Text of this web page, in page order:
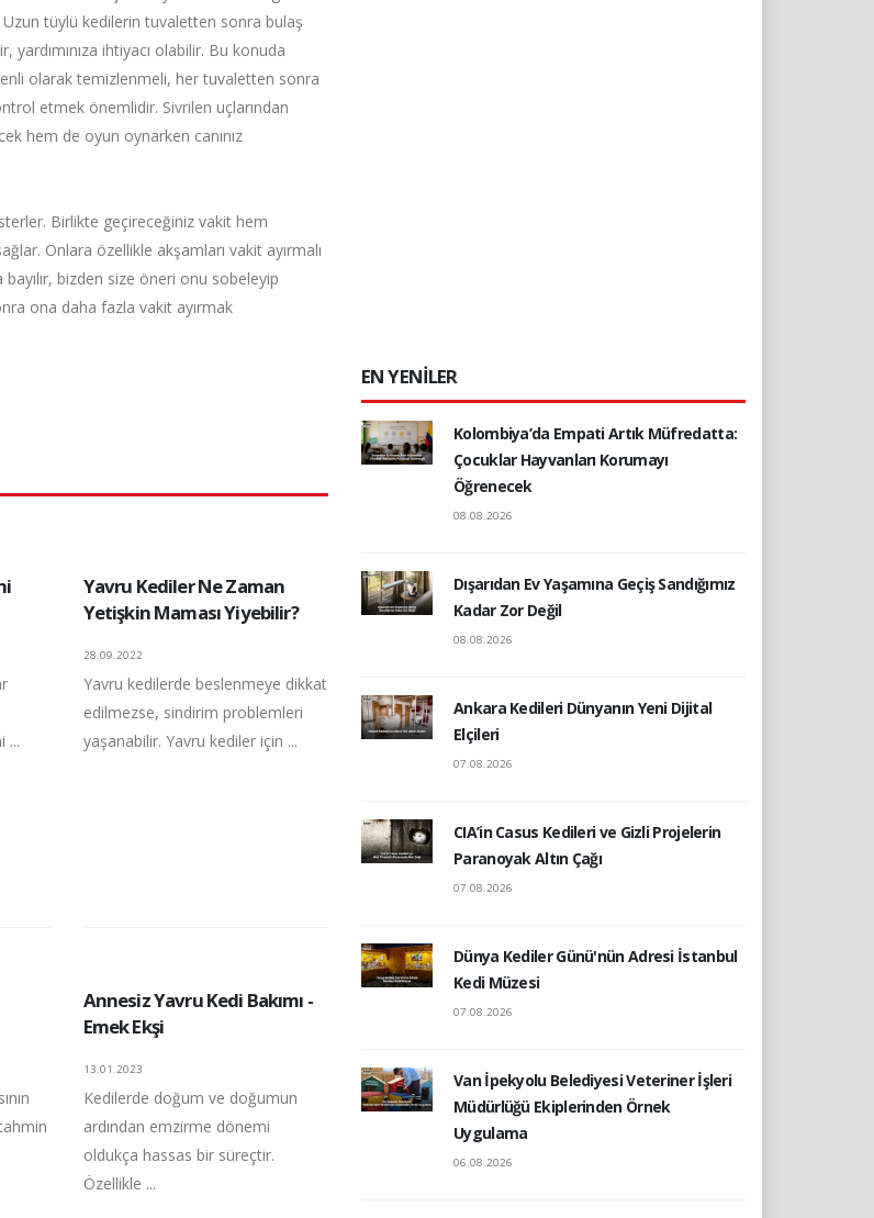
tüylü kedilerin tuvaletten sonra bulaş
ihtiyacı olabilir. Bu konuda
olarak temizlenmeli, her tuvaletten sonra
etmek önemlidir. Sivrilen uçlarından
hem de oyun oynarken canınız
Birlikte geçireceğiniz vakit hem
Onlara özellikle akşamları vakit ayırmalı
bizden size öneri onu sobeleyip
ona daha fazla vakit ayırmak
...
Yavru Kediler Ne Zaman
Yetişkin Maması Yiyebilir?
28.09.2022
Yavru kedilerde beslenmeye dikkat
edilmezse, sindirim problemleri
yaşanabilir. Yavru kediler için ...
Annesiz Yavru Kedi Bakımı -
Emek Ekşi
13.01.2023
Kedilerde doğum ve doğumun
ardından emzirme dönemi
oldukça hassas bir süreçtir.
Özellikle ...
EN YENİLER
Kolombiya’da Empati Artık Müfredatta:
Çocuklar Hayvanları Korumayı
Öğrenecek
08.08.2026
Dışarıdan Ev Yaşamına Geçiş Sandığımız
Kadar Zor Değil
08.08.2026
Ankara Kedileri Dünyanın Yeni Dijital
Elçileri
07.08.2026
CIA’in Casus Kedileri ve Gizli Projelerin
Paranoyak Altın Çağı
07.08.2026
Dünya Kediler Günü'nün Adresi İstanbul
Kedi Müzesi
07.08.2026
Van İpekyolu Belediyesi Veteriner İşleri
Müdürlüğü Ekiplerinden Örnek
Uygulama
06.08.2026